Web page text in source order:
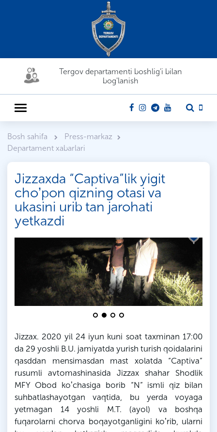
Tergov departamenti boshlig'i bilan
bog'lanish
Bosh sahifa
Press-markaz
Departament xabarlari
Jizzaxda “Captiva”lik yigit
choʼpon qizning otasi va
ukasini urib tan jarohati
yetkazdi
Jizzax. 2020 yil 24 iyun kuni soat taxminan 17:00
da 29 yoshli B.U. jamiyatda yurish turish qoidalarini
qasddan mensimasdan mast xolatda “Captiva”
rusumli avtomashinasida Jizzax shahar Shodlik
MFY Obod koʼchasiga borib “N” ismli qiz bilan
suhbatlashayotgan vaqtida, bu yerda voyaga
yetmagan 14 yoshli M.T. (ayol) va boshqa
fuqarolarni chorva boqayotganligini koʼrib, ularni